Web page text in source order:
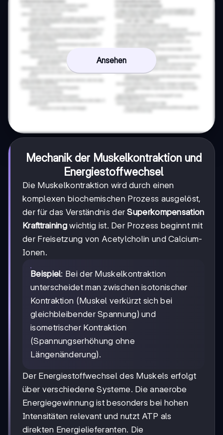
Ansehen
Mechanik der Muskelkontraktion und
Energiestoffwechsel
Die Muskelkontraktion wird durch einen
komplexen biochemischen Prozess ausgelöst,
der für das Verständnis derSuperkompensation
Krafttrainingwichtig ist. Der Prozess beginnt mit
der Freisetzung von Acetylcholin und Calcium-
Ionen.
Beispiel: Bei der Muskelkontraktion
unterscheidet man zwischen isotonischer
Kontraktion (Muskel verkürzt sich bei
gleichbleibender Spannung) und
isometrischer Kontraktion
(Spannungserhöhung ohne
Längenänderung).
Der Energiestoffwechsel des Muskels erfolgt
über verschiedene Systeme. Die anaerobe
Energiegewinnung ist besonders bei hohen
Intensitäten relevant und nutzt ATP als
direkten Energielieferanten. Die